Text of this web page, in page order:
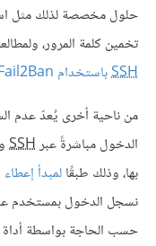
تخمين كلمة المرور،
SSHباستخدام Fail2Ban على Ubuntu
من ناحية أخرى يُعدّ عدم
الدخول مباشرةً عبرSSH
بها، وذلك طبقًالمبدأ إعطاء
نسجل الدخول بمستخدم
حسب الحاجة بواسطة